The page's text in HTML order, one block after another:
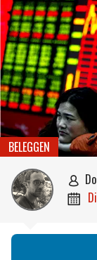
BELEGGEN

